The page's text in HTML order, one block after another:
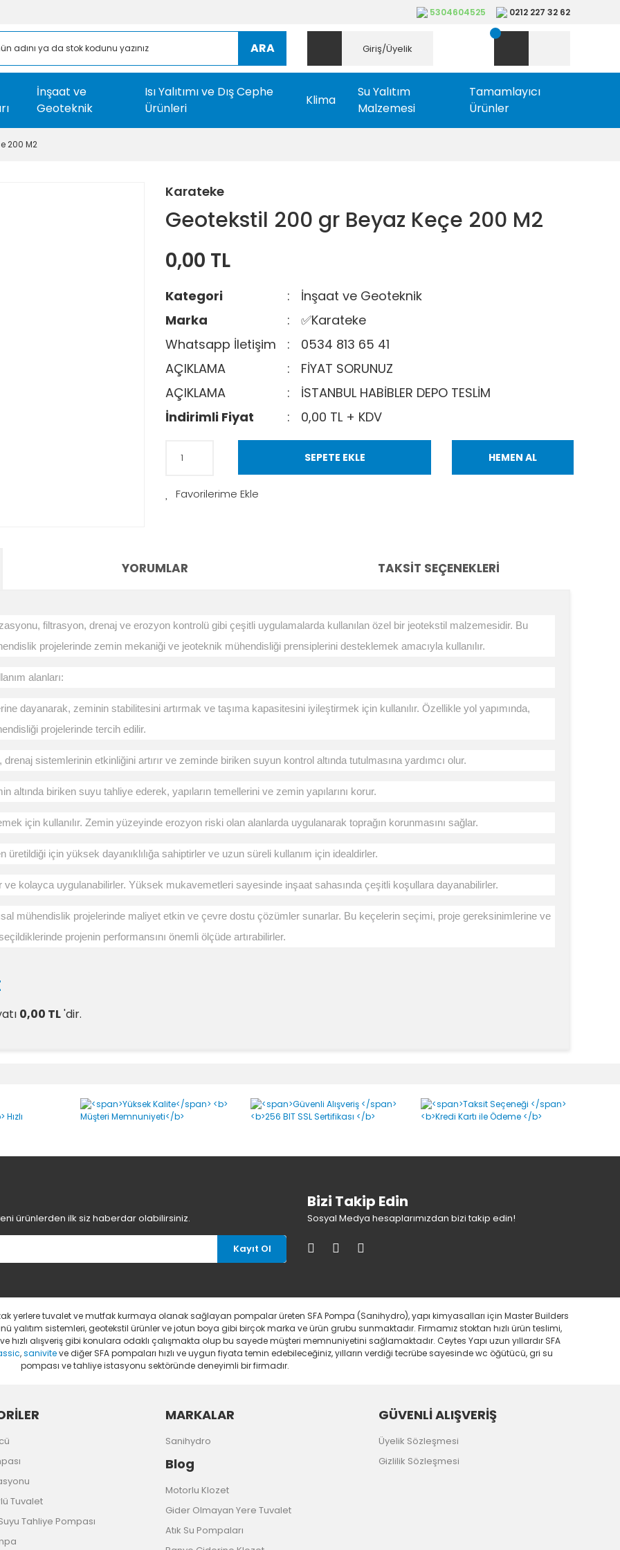
5304604525 0212 227 32 62
ARA Giriş/Üyelik
İnşaat ve
Geoteknik
Isı Yalıtımı ve Dış Cephe
Ürünleri
Klima
Su Yalıtım
Malzemesi
Tamamlayıcı
Ürünler
200 M2
Karateke
Geotekstil 200 gr Beyaz Keçe 200 M2
0,00 TL
Kategori
İnşaat ve Geoteknik
Marka
✅Karateke
Whatsapp İletişim
0534 813 65 41
AÇIKLAMA
FİYAT SORUNUZ
AÇIKLAMA
İSTANBUL HABİBLER DEPO TESLİM
İndirimli Fiyat
0,00 TL + KDV
SEPETE EKLE HEMEN AL
YORUMLAR TAKSIT SEÇENEKLERI
filtrasyon, drenaj ve erozyon kontrolü gibi çeşitli uygulamalarda kullanılan özel bir jeotekstil malzemesidir. Bu
projelerinde zemin mekaniği ve jeoteknik mühendisliği prensiplerini desteklemek amacıyla kullanılır.
alanları:
dayanarak, zeminin stabilitesini artırmak ve taşıma kapasitesini iyileştirmek için kullanılır. Özellikle yol yapımında,
projelerinde tercih edilir.
sistemlerinin etkinliğini artırır ve zeminde biriken suyun kontrol altında tutulmasına yardımcı olur.
biriken suyu tahliye ederek, yapıların temellerini ve zemin yapılarını korur.
için kullanılır. Zemin yüzeyinde erozyon riski olan alanlarda uygulanarak toprağın korunmasını sağlar.
için yüksek dayanıklılığa sahiptirler ve uzun süreli kullanım için idealdirler.
ve kolayca uygulanabilirler. Yüksek mukavemetleri sayesinde inşaat sahasında çeşitli koşullara dayanabilirler.
mühendislik projelerinde maliyet etkin ve çevre dostu çözümler sunarlar. Bu keçelerin seçimi, proje gereksinimlerine ve
projenin performansını önemli ölçüde artırabilirler.
0,00 TL'dir.
Bu ürüne ilk yorumu siz yapın!
ürünlerden ilk siz haberdar olabilirsiniz.
Kayıt Ol
Bizi Takip Edin
Sosyal Medya hesaplarımızdan bizi takip edin!
yerlere tuvalet ve mutfak kurmaya olanak sağlayan pompalar üreten SFA Pompa (Sanihydro), yapı kimyasalları için Master Builders
yalıtım sistemleri, geotekstil ürünler ve jotun boya gibi birçok marka ve ürün grubu sunmaktadır. Firmamız stoktan hızlı ürün teslimi,
alışveriş gibi konulara odaklı çalışmakta olup bu sayede müşteri memnuniyetini sağlamaktadır. Ceytes Yapı uzun yıllardır SFA
,saniviteve diğer SFA pompaları hızlı ve uygun fiyata temin edebileceğiniz, yılların verdiği tecrübe sayesinde wc öğütücü, gri su
pompası ve tahliye istasyonu sektöründe deneyimli bir firmadır.
Tuvalet
Tahliye Pompası
MARKALAR
Sanihydro
Blog
Motorlu Klozet
Gider Olmayan Yere Tuvalet
Atık Su Pompaları
GÜVENLİ ALIŞVERİŞ
Üyelik Sözleşmesi
Gizlilik Sözleşmesi